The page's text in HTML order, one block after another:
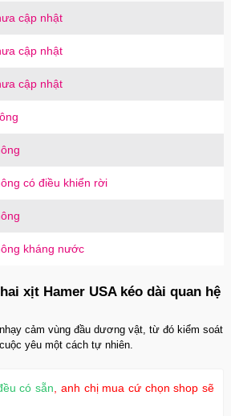
70.000₫
cập nhật
cập nhật
cập nhật
có điều khiển rời
kháng nước
xịt Hamer USA kéo dài quan hệ
cảm vùng đầu dương vật, từ đó kiểm soát
yêu một cách tự nhiên.
có sẵn , anh chị mua cứ chọn shop sẽ